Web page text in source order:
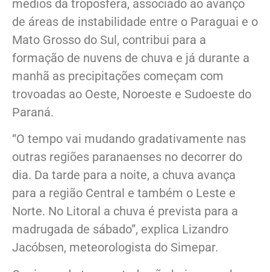
médios da troposfera, associado ao avanço
de áreas de instabilidade entre o Paraguai e o
Mato Grosso do Sul, contribui para a
formação de nuvens de chuva e já durante a
manhã as precipitações começam com
trovoadas ao Oeste, Noroeste e Sudoeste do
Paraná.
“O tempo vai mudando gradativamente nas
outras regiões paranaenses no decorrer do
dia. Da tarde para a noite, a chuva avança
para a região Central e também o Leste e
Norte. No Litoral a chuva é prevista para a
madrugada de sábado”, explica Lizandro
Jacóbsen, meteorologista do Simepar.